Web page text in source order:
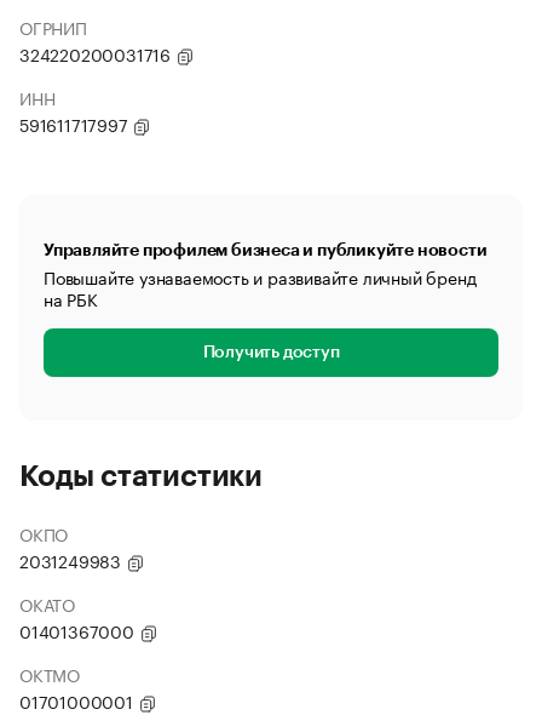
ОГРНИП
324220200031716
ИНН
591611717997
Управляйте профилем бизнеса и публикуйте новости
Повышайте узнаваемость и развивайте личный бренд
на РБК
Получить доступ
Коды статистики
ОКПО
2031249983
ОКАТО
01401367000
ОКТМО
01701000001